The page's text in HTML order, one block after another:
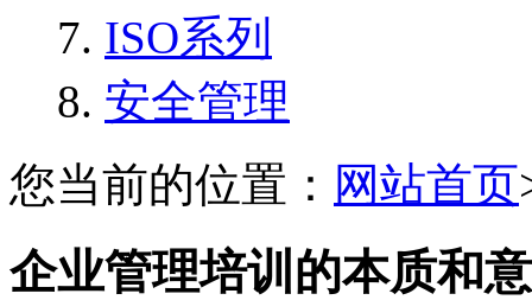
ISO系列
安全管理
您当前的位置： 网站首页
企业管理培训的本质和